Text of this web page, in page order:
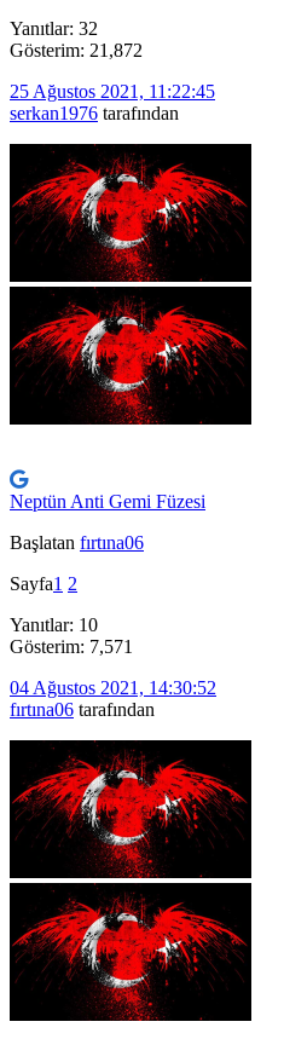
Yanıtlar: 32
Gösterim: 21,872
25 Ağustos 2021, 11:22:45
serkan1976 tarafından
Neptün Anti Gemi Füzesi
Başlatan fırtına06
Sayfa1 2
Yanıtlar: 10
Gösterim: 7,571
04 Ağustos 2021, 14:30:52
fırtına06 tarafından